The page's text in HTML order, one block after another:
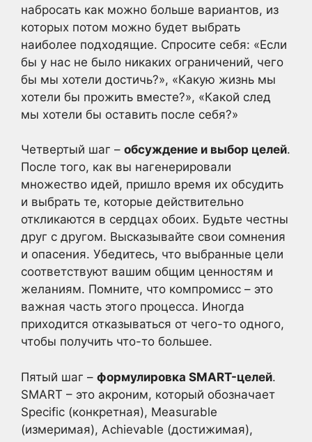
набросать как можно больше вариантов, из
которых потом можно будет выбрать
наиболее подходящие. Спросите себя: «Если
бы у нас не было никаких ограничений, чего
бы мы хотели достичь?», «Какую жизнь мы
хотели бы прожить вместе?», «Какой след
мы хотели бы оставить после себя?»
Четвертый шаг – обсуждение и выбор целей.
После того, как вы нагенерировали
множество идей, пришло время их обсудить
и выбрать те, которые действительно
откликаются в сердцах обоих. Будьте честны
друг с другом. Высказывайте свои сомнения
и опасения. Убедитесь, что выбранные цели
соответствуют вашим общим ценностям и
желаниям. Помните, что компромисс – это
важная часть этого процесса. Иногда
приходится отказываться от чего-то одного,
чтобы получить что-то большее.
Пятый шаг – формулировка SMART-целей.
SMART – это акроним, который обозначает
Specific (конкретная), Measurable
(измеримая), Achievable (достижимая),